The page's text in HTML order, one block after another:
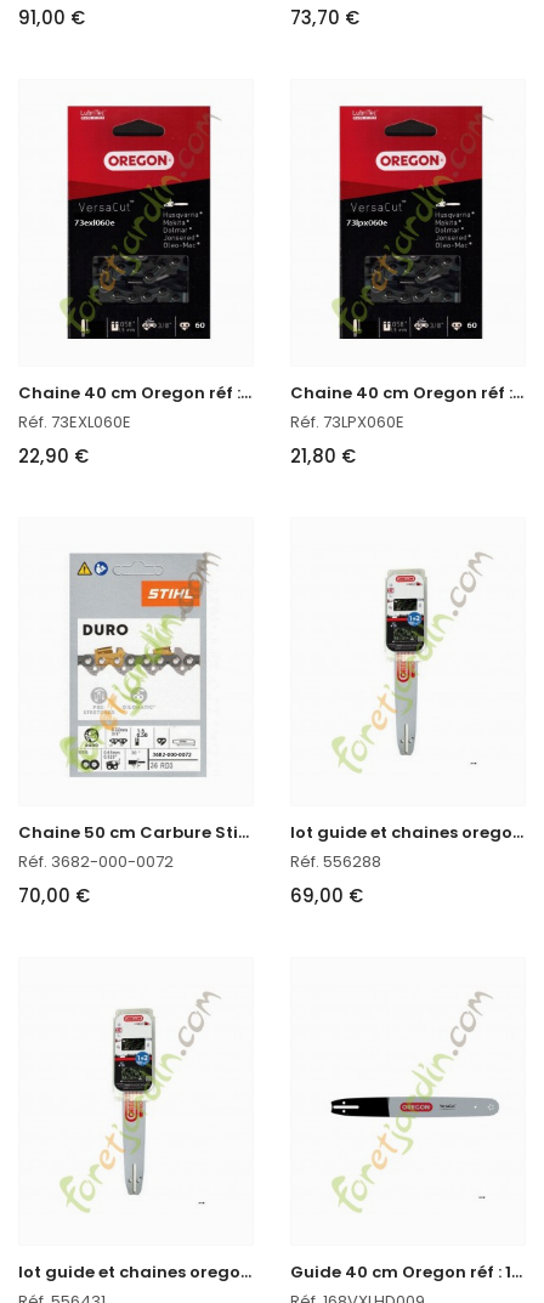
91,00 € 73,70 €
C
haine 40 cm Oregon réf : 73EXL060E
Réf. 73EXL060E
22,90 €
C
haine 40 cm Oregon réf : 73LPX060E
Réf. 73LPX060E
21,80 €
C
haine 50 cm Carbure Stihl ref . 3682-000-0072
Réf. 3682-000-0072
70,00 €
l
ot guide et chaines oregon réf : 556288 en stock
Réf. 556288
69,00 €
l
ot guide et chaines oregon réf : 556431 en stock G
uide 40 cm Oregon réf : 168VXLHD009 en stock